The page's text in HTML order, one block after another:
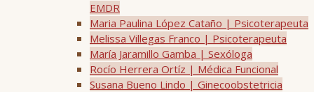
EMDR
Maria Paulina López Cataño | Psicoterapeuta
Melissa Villegas Franco | Psicoterapeuta
María Jaramillo Gamba | Sexóloga
Rocío Herrera Ortíz | Médica Funcional
Susana Bueno Lindo | Ginecoobstetricia